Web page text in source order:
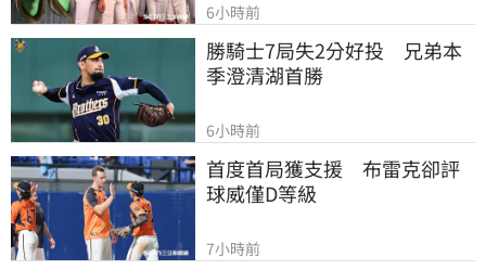
6小時前
勝騎士7局失2分好投　兄弟本
季澄清湖首勝
6小時前
首度首局獲支援　布雷克卻評
球威僅D等級
7小時前